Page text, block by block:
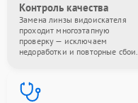
Контроль качества
Замена линзы видоискателя
проходит многоэтапную
проверку — исключаем
недоработки и повторные сбои.